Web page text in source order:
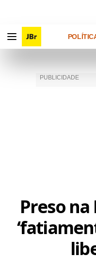
Preso na